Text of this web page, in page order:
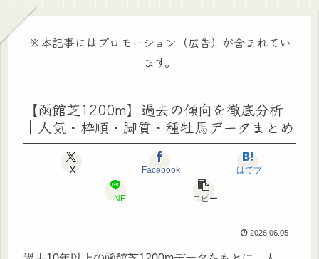
※本記事にはプロモーション（広告）が含まれてい
ます。
【函館芝1200m】過去の傾向を徹底分析
｜人気・枠順・脚質・種牡馬データまとめ
X Facebook はてブ
LINE コピー
2026.06.05